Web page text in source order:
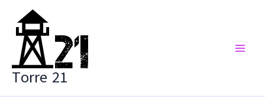
contenuto
Torre 21